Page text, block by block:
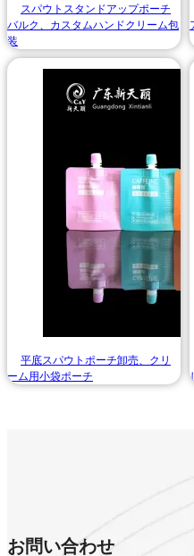
スパウトスタンドアップポーチ
バルク、カスタムハンドクリーム包
装
平底スパウトポーチ卸売、クリ
ーム用小袋ポーチ
お問い合わせ